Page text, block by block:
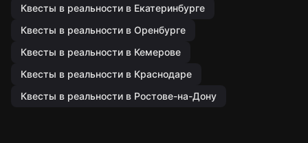
Квесты в реальности в Екатеринбурге
Квесты в реальности в Оренбурге
Квесты в реальности в Кемерове
Квесты в реальности в Краснодаре
Квесты в реальности в Ростове-на-Дону